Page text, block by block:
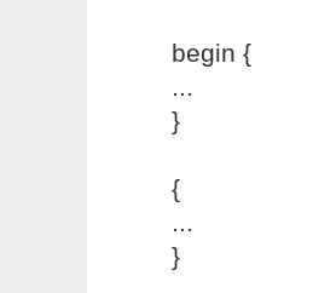
begin {
...
}
{
...
}